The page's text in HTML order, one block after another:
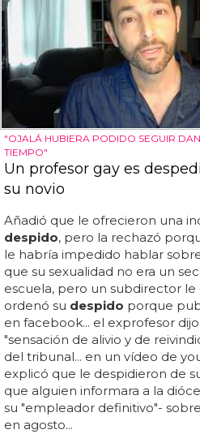
"OJALÁ HUBIERA PODIDO SEGUIR
TIEMPO"
Un profesor gay es
su novio
Añadió que le ofrecieron una
despido, pero la rechazó
le habría impedido hablar
que su sexualidad no era un
escuela, pero un subdirector le
ordenó su despido porque
en facebook... el exprofesor
"sensación de alivio y de
del tribunal... en un vídeo de
explicó que le despidieron de
que alguien informara a la
su "empleador definitivo"-
en agosto...